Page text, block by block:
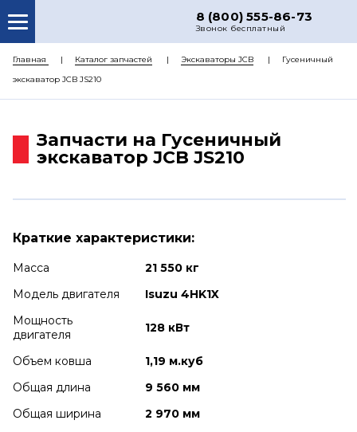
8 (800) 555-86-73
Звонок бесплатный
О НАС
ДОСТАВКА
Главная Каталог запчастей Экскаваторы JCB
Гусеничный
экскаватор JCB JS210
Запчасти на Гусеничный
экскаватор JCB JS210
Краткие характеристики:
Масса
21 550 кг
Модель двигателя
Isuzu 4HK1X
Мощность
двигателя
128 кВт
Объем ковша
1,19 м.куб
Общая длина
9 560 мм
Общая ширина
2 970 мм